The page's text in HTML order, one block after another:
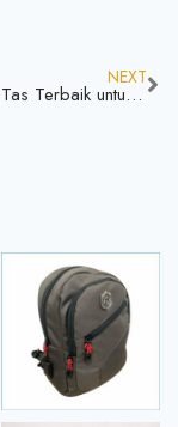
NEXT
Jenis Bahan Tas Terbaik untuk Logo Custom yang Awet dan Berkualitas